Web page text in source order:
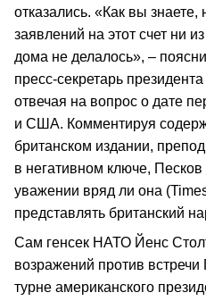
отказались. «Как вы
заявлений на этот счет ни
дома не делалось», –
пресс-секретарь
отвечая на вопрос о дате
и США. Комментируя
британском издании,
в негативном ключе,
уважении вряд ли она
представлять британский
Сам генсек НАТО Йенс
возражений против
турне американского